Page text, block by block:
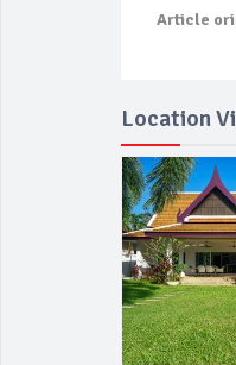
Article
Location